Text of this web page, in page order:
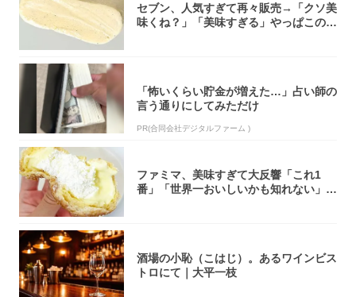
セブン、人気すぎて再々販売→「クソ美
味くね？」「美味すぎる」やっぱこのク
「怖いくらい貯金が増えた…」占い師の
言う通りにしてみただけ
PR(合同会社デジタルファーム )
ファミマ、美味すぎて大反響「これ1
番」「世界一おいしいかも知れない」
酒場の小恥（こはじ）。あるワインビス
トロにて｜大平一枝